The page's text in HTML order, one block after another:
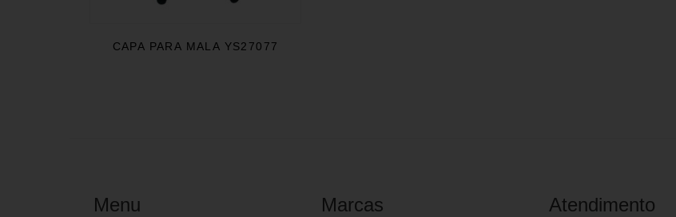
CAPA PARA MALA YS27077
Menu Marcas Atendimento